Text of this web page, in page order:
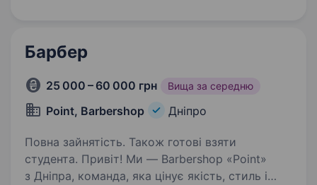
Барбер
25 000 – 60 000 грн Вища за середню
Point, Barbershop Дніпро
Повна зайнятість. Також готові взяти
студента. Привіт! Ми — Barbershop «Point»
з Дніпра, команда, яка цінує якість, стиль і